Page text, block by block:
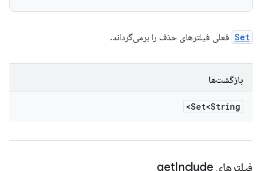
Set فعلی فیلترهای حذف را برمی‌گرداند.
بازگشت‌ها
Set<String>
فیلترهای get Include